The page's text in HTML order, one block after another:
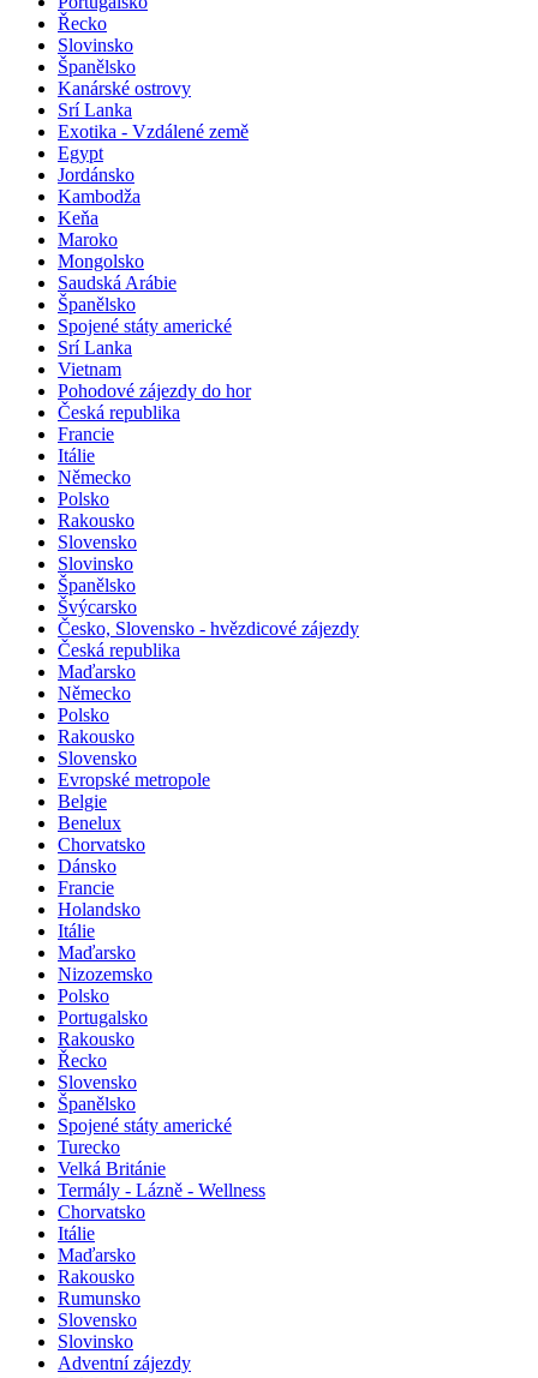
Řecko
Slovinsko
Španělsko
Kanárské ostrovy
Srí Lanka
Exotika - Vzdálené země
Egypt
Jordánsko
Kambodža
Keňa
Maroko
Mongolsko
Saudská Arábie
Španělsko
Spojené státy americké
Srí Lanka
Vietnam
Pohodové zájezdy do hor
Česká republika
Francie
Itálie
Německo
Polsko
Rakousko
Slovensko
Slovinsko
Španělsko
Švýcarsko
Česko, Slovensko - hvězdicové zájezdy
Česká republika
Maďarsko
Německo
Polsko
Rakousko
Slovensko
Evropské metropole
Belgie
Benelux
Chorvatsko
Dánsko
Francie
Holandsko
Itálie
Maďarsko
Nizozemsko
Polsko
Portugalsko
Rakousko
Řecko
Slovensko
Španělsko
Spojené státy americké
Turecko
Velká Británie
Termály - Lázně - Wellness
Chorvatsko
Itálie
Maďarsko
Rakousko
Rumunsko
Slovensko
Slovinsko
Adventní zájezdy